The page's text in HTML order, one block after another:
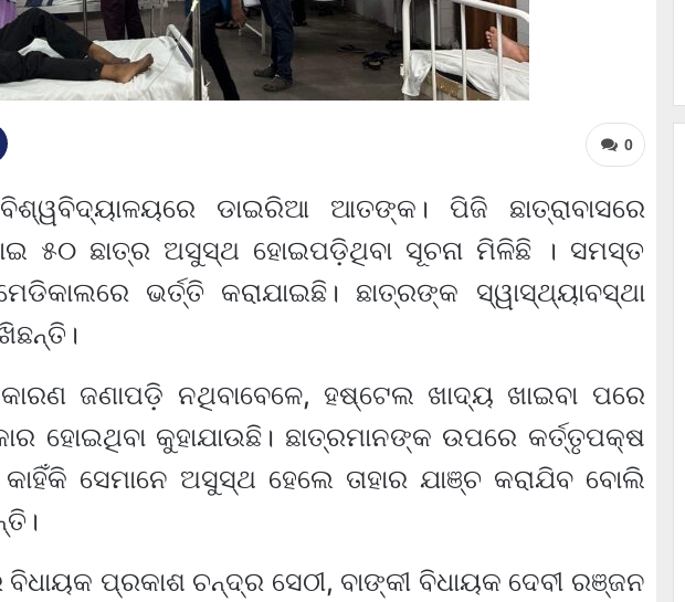
0
ଡାଇରିଆ ଆତଙ୍କ। ପିଜି ଛାତ୍ରାବାସରେ
୫୦ ଛାତ୍ର ଅସୁସ୍ଥ ହୋଇପଡ଼ିଥିବା ସୂଚନା ମିଳିଛି । ସମସ୍ତ
ଭର୍ତ୍ତି କରାଯାଇଛି। ଛାତ୍ରଙ୍କ ସ୍ୱାସ୍ଥ୍ୟାବସ୍ଥା
ଜଣାପଡ଼ି ନଥିବାବେଳେ, ହଷ୍ଟେଲ ଖାଦ୍ୟ ଖାଇବା ପରେ
ହୋଇଥିବା କୁହାଯାଉଛି। ଛାତ୍ରମାନଙ୍କ ଉପରେ କର୍ତ୍ତୃପକ୍ଷ
ସେମାନେ ଅସୁସ୍ଥ ହେ​‌ଲେ ତାହାର ଯାଞ୍ଚ କରାଯିବ ବୋଲି
ପ୍ରକାଶ ଚନ୍ଦ୍ର ସେଠୀ, ବାଙ୍କୀ ବିଧାୟକ ଦେବୀ ରଞ୍ଜନ